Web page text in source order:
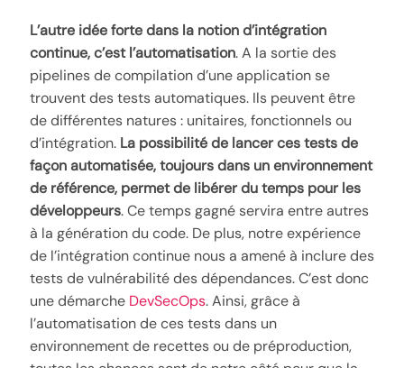
L’autre idée forte dans la notion d’intégration
continue, c’est l’automatisation. A la sortie des
pipelines de compilation d’une application se
trouvent des tests automatiques. Ils peuvent être
de différentes natures : unitaires, fonctionnels ou
d’intégration. La possibilité de lancer ces tests de
façon automatisée, toujours dans un environnement
de référence, permet de libérer du temps pour les
développeurs. Ce temps gagné servira entre autres
à la génération du code. De plus, notre expérience
de l’intégration continue nous a amené à inclure des
tests de vulnérabilité des dépendances. C’est donc
une démarche DevSecOps. Ainsi, grâce à
l’automatisation de ces tests dans un
environnement de recettes ou de préproduction,